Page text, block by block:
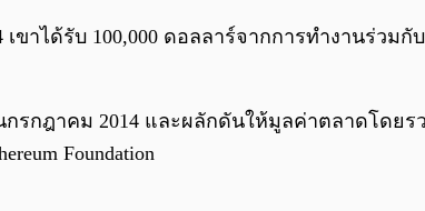
าได้รับ 100,000 ดอลลาร์จากการทำงานร่วมกั
กรกฎาคม 2014 และผลักดันให้มูลค่าตลาดโดยร
Foundation